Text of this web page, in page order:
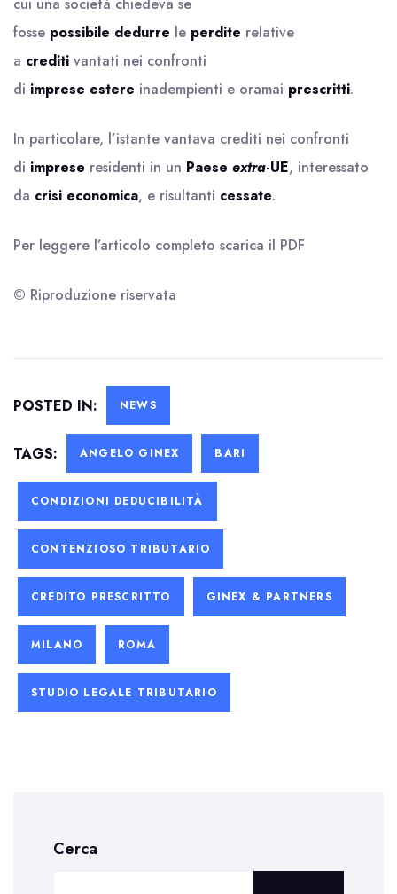
fosse possibile dedurre le perdite relative
a crediti vantati nei confronti
di imprese estere inadempienti e oramai prescritti.
In particolare, l’istante vantava crediti nei confronti
di imprese residenti in un Paese extra-UE, interessato
da crisi economica, e risultanti cessate.
Per leggere l’articolo completo scarica il PDF
© Riproduzione riservata
POSTED IN: NEWS
TAGS: ANGELO GINEX BARI
CONDIZIONI DEDUCIBILITÀ
CONTENZIOSO TRIBUTARIO
CREDITO PRESCRITTO GINEX & PARTNERS
MILANO ROMA
STUDIO LEGALE TRIBUTARIO
Cerca